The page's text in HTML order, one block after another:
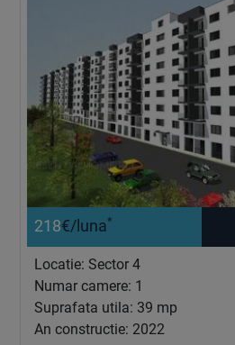
218€/luna*
Locatie: Sector 4
Numar camere: 1
Suprafata utila: 39 mp
An constructie: 2022